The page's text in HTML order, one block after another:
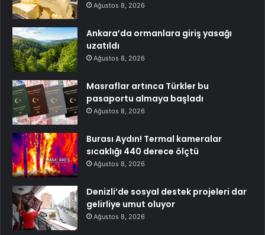
Ağustos 8, 2026
Ankara’da ormanlara giriş yasağı
uzatıldı
Ağustos 8, 2026
Masraflar artınca Türkler bu
pasaportu almaya başladı
Ağustos 8, 2026
Burası Aydın! Termal kameralar
sıcaklığı 440 derece ölçtü
Ağustos 8, 2026
Denizli’de sosyal destek projeleri dar
gelirliye umut oluyor
Ağustos 8, 2026